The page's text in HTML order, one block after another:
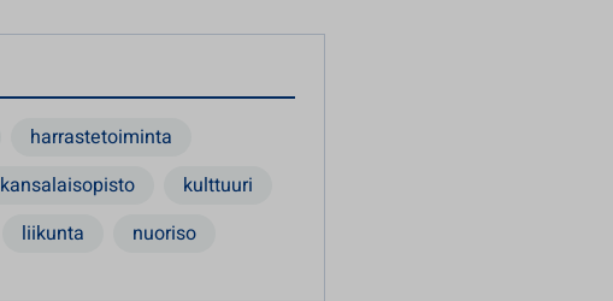
harrastetoiminta
kansalaisopisto
kulttuuri
liikunta nuoriso